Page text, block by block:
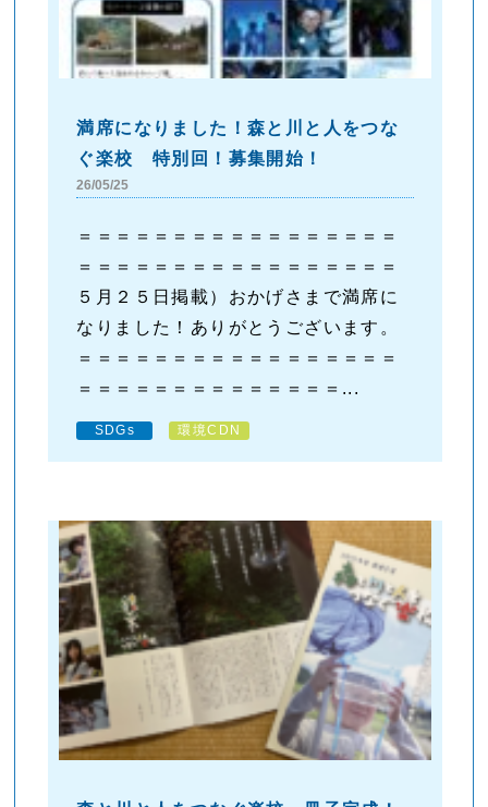
満席になりました！森と川と人をつな
ぐ楽校 特別回！募集開始！
26/05/25
＝＝＝＝＝＝＝＝＝＝＝＝＝＝＝＝＝
＝＝＝＝＝＝＝＝＝＝＝＝＝＝＝＝＝
５月２５日掲載）おかげさまで満席に
なりました！ありがとうございます。
＝＝＝＝＝＝＝＝＝＝＝＝＝＝＝＝＝
＝＝＝＝＝＝＝＝＝＝＝＝＝＝...
SDGs 環境CDN